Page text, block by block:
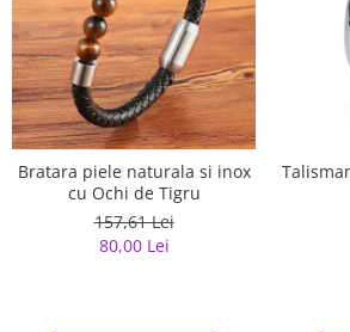
Bratara piele naturala si inox
cu Ochi de Tigru
157,61 Lei
80,00 Lei